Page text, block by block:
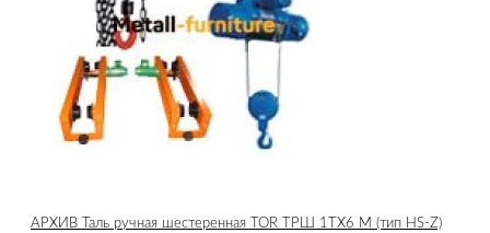
АРХИВ Таль ручная шестеренная TOR ТРШ 1ТХ6 М (тип HS-Z)